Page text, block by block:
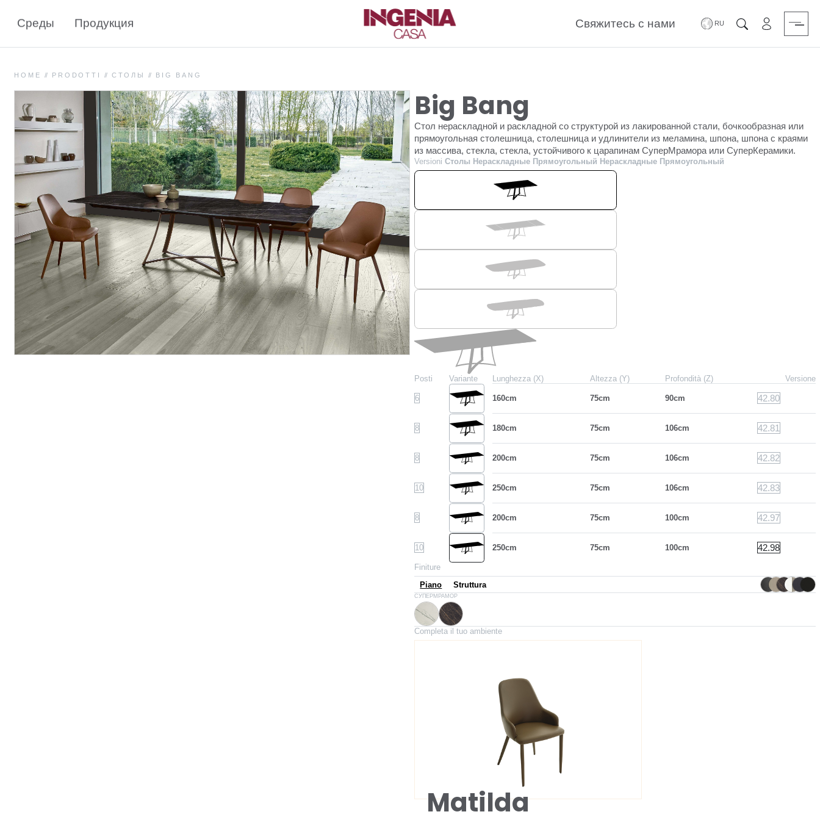
Среды Продукция Свяжитесь с нами Поиск
HOME // PRODOTTI // СТОЛЫ // BIG BANG
Big Bang
Стол нераскладной и раскладной со структурой из лакированной стали, бочкообразная или
прямоугольная столешница, столешница и удлинители из меламина, шпона, шпона с краями
из массива, стекла, стекла, устойчивого к царапинам СуперМрамора или СуперКерамики.
Versioni Столы Нераскладные Прямоугольный Нераскладные Прямоугольный
Posti Variante Lunghezza (X) Altezza (Y) Profondità (Z) Versione
6 160cm 75cm 90cm 42.80
8 180cm 75cm 106cm 42.81
8 200cm 75cm 106cm 42.82
10 250cm 75cm 106cm 42.83
8 200cm 75cm 100cm 42.97
10 250cm 75cm 100cm 42.98
Finiture
Piano
Struttura
СУПЕРМРАМОР
CM007 CM005
Completa il tuo ambiente
Matilda